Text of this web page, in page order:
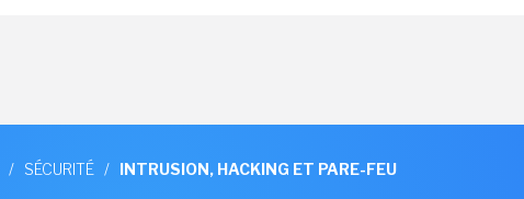
/ SÉCURITÉ / INTRUSION, HACKING ET PARE-FEU